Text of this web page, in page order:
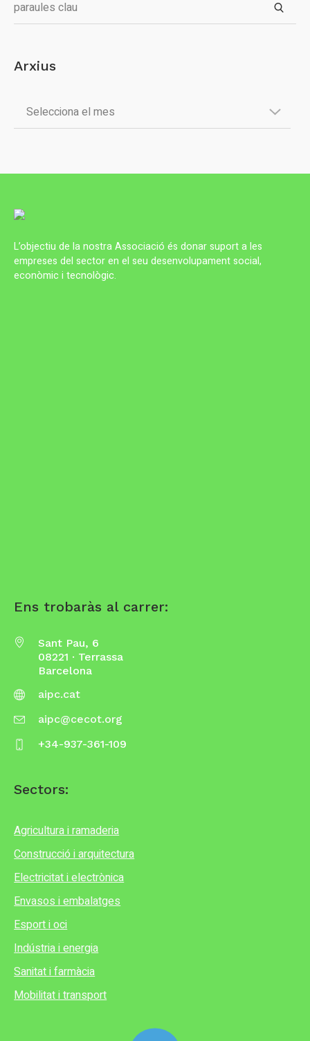
Arxius
L’objectiu de la nostra Associació és donar suport a les
empreses del sector en el seu desenvolupament social,
econòmic i tecnològic.
Ens trobaràs al carrer:
Sant Pau, 6
08221 · Terrassa
Barcelona
aipc.cat
aipc@cecot.org
+34-937-361-109
Sectors:
Agricultura i ramaderia
Construcció i arquitectura
Electricitat i electrònica
Envasos i embalatges
Esport i oci
Indústria i energia
Sanitat i farmàcia
Mobilitat i transport